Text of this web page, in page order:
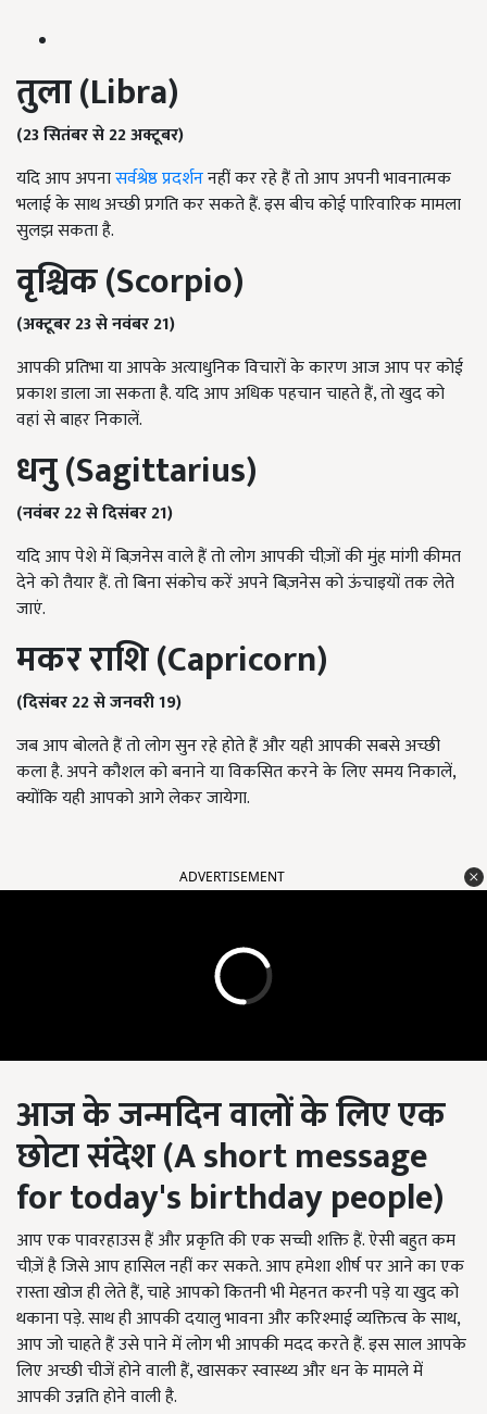
तुला (Libra)
(23 सितंबर से 22 अक्टूबर)
यदि आप अपनासर्वश्रेष्ठ प्रदर्शननहीं कर रहे हैं तो आप अपनी भावनात्मक
भलाई के साथ अच्छी प्रगति कर सकते हैं. इस बीच कोई पारिवारिक मामला
सुलझ सकता है.
वृश्चिक (Scorpio)
(अक्टूबर 23 से नवंबर 21)
आपकी प्रतिभा या आपके अत्याधुनिक विचारों के कारण आज आप पर कोई
प्रकाश डाला जा सकता है. यदि आप अधिक पहचान चाहते हैं, तो खुद को
वहां से बाहर निकालें.
धनु (Sagittarius)
(नवंबर 22 से दिसंबर 21)
यदि आप पेशे में बिज़नेस वाले हैं तो लोग आपकी चीज़ों की मुंह मांगी कीमत
देने को तैयार हैं. तो बिना संकोच करें अपने बिज़नेस को ऊंचाइयों तक लेते
जाएं.
मकर राशि (Capricorn)
(दिसंबर 22 से जनवरी 19)
जब आप बोलते हैं तो लोग सुन रहे होते हैं और यही आपकी सबसे अच्छी
कला है. अपने कौशल को बनाने या विकसित करने के लिए समय निकालें,
क्योंकि यही आपको आगे लेकर जायेगा.
ADVERTISEMENT
आज के जन्मदिन वालों के लिए एक
छोटा संदेश (A short message
for today's birthday people)
आप एक पावरहाउस हैं और प्रकृति की एक सच्ची शक्ति हैं. ऐसी बहुत कम
चीज़ें है जिसे आप हासिल नहीं कर सकते. आप हमेशा शीर्ष पर आने का एक
रास्ता खोज ही लेते हैं, चाहे आपको कितनी भी मेहनत करनी पड़े या खुद को
थकाना पड़े. साथ ही आपकी दयालु भावना और करिश्माई व्यक्तित्व के साथ,
आप जो चाहते हैं उसे पाने में लोग भी आपकी मदद करते हैं. इस साल आपके
लिए अच्छी चीजें होने वाली हैं, खासकर स्वास्थ्य और धन के मामले में
आपकी उन्नति होने वाली है.